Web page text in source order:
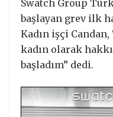
Swatch Group
başlayan grev ilk
Kadın işçi
kadın olarak
başladım” dedi.